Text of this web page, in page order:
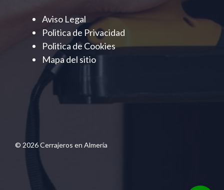
Aviso Legal
Politica de Privacidad
Politica de Cookies
Mapa del sitio
© 2026 Cerrajeros en Almería